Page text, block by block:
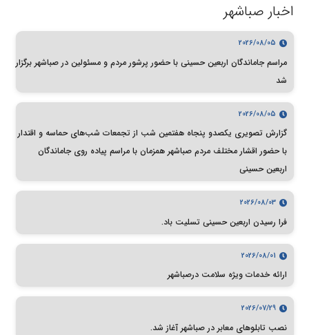
اخبار صباشهر
2026/08/05
مراسم جاماندگان اربعین حسینی با حضور پرشور مردم و مسئولین در صباشهر برگزار
شد
2026/08/05
گزارش تصویری یکصدو پنجاه هفتمین شب از تجمعات شب‌های حماسه و اقتدار
با حضور اقشار مختلف مردم صباشهر همزمان با مراسم پیاده روی جاماندگان
اربعین حسینی
2026/08/03
فرا رسیدن اربعین حسینی تسلیت باد.
2026/08/01
ارائه خدمات ویژه سلامت درصباشهر
2026/07/29
نصب تابلوهای معابر در صباشهر آغاز شد.